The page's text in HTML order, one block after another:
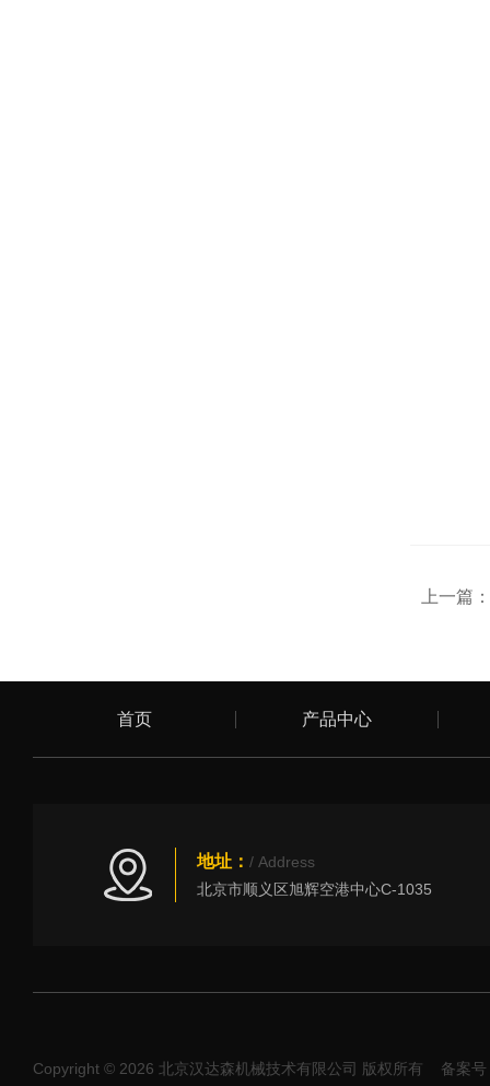
上一篇：
首页 产品中心
地址： / Address
北京市顺义区旭辉空港中心C-1035
Copyright © 2026 北京汉达森机械技术有限公司 版权所有 备案